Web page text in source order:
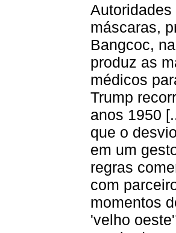
máscaras,
Bangcoc,
produz as
médicos
Trump
anos 1950
que o
em um
regras
com
momentos
'velho